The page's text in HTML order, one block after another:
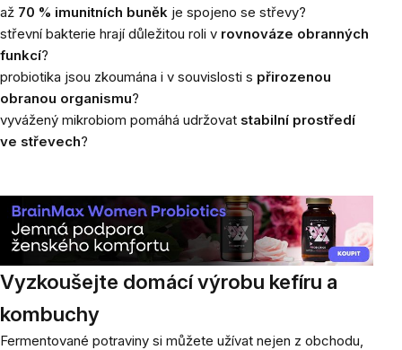
až 70 % imunitních buněk je spojeno se střevy?
střevní bakterie hrají důležitou roli v rovnováze obranných
funkcí?
probiotika jsou zkoumána i v souvislosti s přirozenou
obranou organismu?
vyvážený mikrobiom pomáhá udržovat stabilní prostředí
ve střevech?
Vyzkoušejte domácí výrobu kefíru a
kombuchy
Fermentované potraviny si můžete užívat nejen z obchodu,